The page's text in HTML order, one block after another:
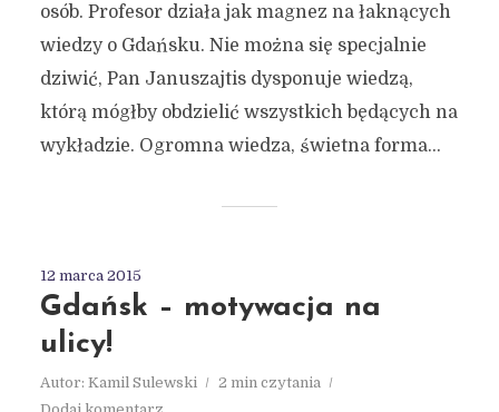
osób. Profesor działa jak magnez na łaknących
wiedzy o Gdańsku. Nie można się specjalnie
dziwić, Pan Januszajtis dysponuje wiedzą,
którą mógłby obdzielić wszystkich będących na
wykładzie. Ogromna wiedza, świetna forma...
12 marca 2015
Gdańsk – motywacja na
ulicy!
Autor: Kamil Sulewski
2 min czytania